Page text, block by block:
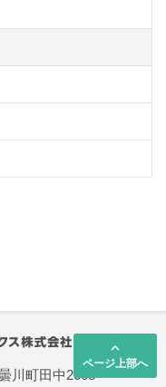
keyboard_arrow_up
ページ上部へ
川町田中2668